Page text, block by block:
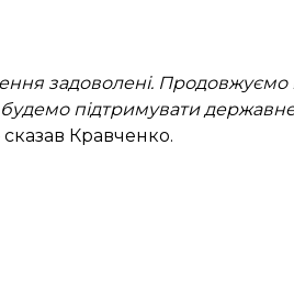
задоволені.
підтримувати
Кравченко.